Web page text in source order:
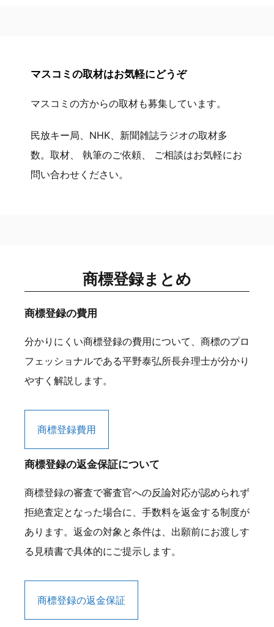
マスコミの取材はお気軽にどうぞ
マスコミの方からの取材も募集しています。
民放キー局、NHK、新聞雑誌ラジオの取材多
数。取材、 執筆のご依頼、 ご相談はお気軽にお
問い合わせください。
商標登録まとめ
商標登録の費用
分かりにくい商標登録の費用について、商標のプロ
フェッショナルである平野泰弘所長弁理士が分かり
やすく解説します。
商標登録費用
商標登録の返金保証について
商標登録の審査で審査官への反論対応が認められず
拒絶査定となった場合に、手数料を返金する制度が
あります。返金の対象と条件は、出願前にお渡しす
る見積書で具体的にご提示します。
商標登録の返金保証